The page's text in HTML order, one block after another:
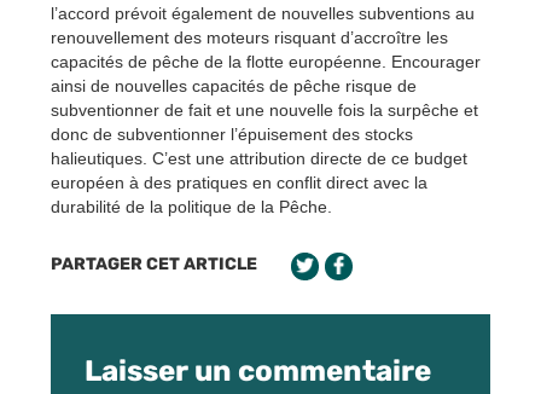
l’accord prévoit également de nouvelles subventions au
renouvellement des moteurs risquant d’accroître les
capacités de pêche de la flotte européenne. Encourager
ainsi de nouvelles capacités de pêche risque de
subventionner de fait et une nouvelle fois la surpêche et
donc de subventionner l’épuisement des stocks
halieutiques. C’est une attribution directe de ce budget
européen à des pratiques en conflit direct avec la
durabilité de la politique de la Pêche.
PARTAGER CET ARTICLE
Laisser un commentaire